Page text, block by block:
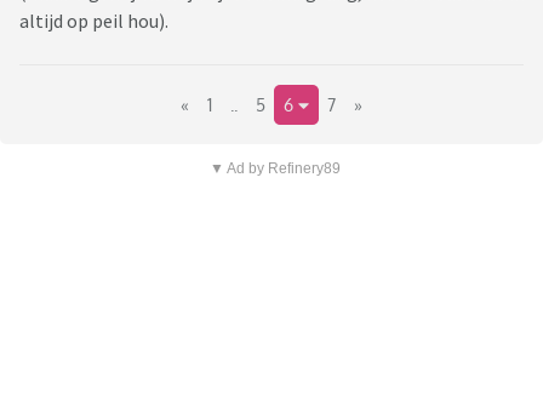
altijd op peil hou).
« 1 5 6 7 »
▼ Ad by Refinery89